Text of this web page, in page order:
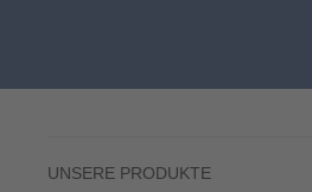
UNSERE PRODUKTE